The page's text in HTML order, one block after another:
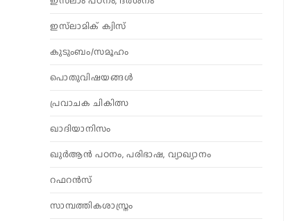
ഇസ്‌ലാമിക് ക്വിസ്
കുടുംബം/സമൂഹം
പൊതുവിഷയങ്ങൾ
പ്രവാചക ചികിത്സ
ഖാദിയാനിസം
ഖുർആൻ പഠനം, പരിഭാഷ, വ്യാഖ്യാനം
റഫറൻസ്
സാമ്പത്തികശാസ്ത്രം